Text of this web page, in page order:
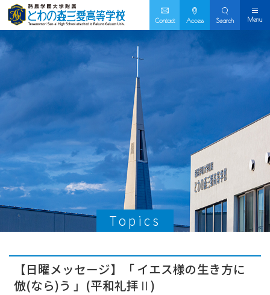
Contact Access Search Menu
Topics
【日曜メッセージ】「 イエス様の生き方に
倣(なら)う 」(平和礼拝Ⅱ)